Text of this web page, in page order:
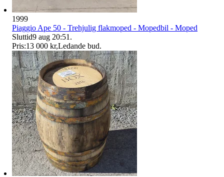
1999
Piaggio Ape 50 - Trehjulig flakmoped - Mopedbil - Moped
Sluttid9 aug 20:51 .
Pris:13 000 kr,Ledande bud.